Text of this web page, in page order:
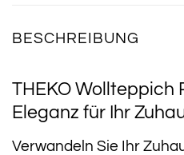
BESCHREIBUNG
THEKO Wollteppich
Eleganz für Ihr
Verwandeln Sie Ihr